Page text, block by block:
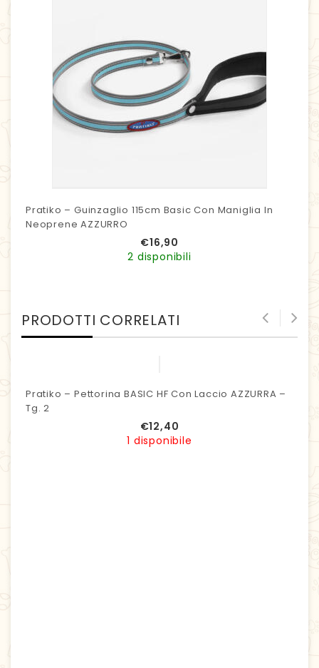
Pratiko – Guinzaglio 115cm Basic Con Maniglia In
Neoprene AZZURRO
€16,90
2 disponibili
PRODOTTI CORRELATI
Pratiko – Pettorina BASIC HF Con Laccio AZZURRA –
Tg. 2
€12,40
1 disponibile